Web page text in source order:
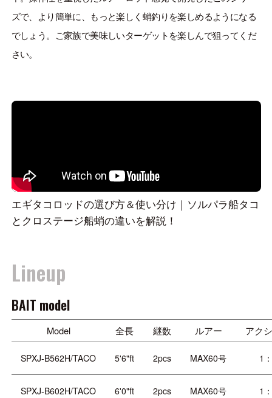
CATALOGUE
ズで、より簡単に、もっと楽しく蛸釣りを楽しめるようになる
でしょう。ご家族で美味しいターゲットを楽しんで狙ってくだ
さい。
エギタコロッドの選び方＆使い分け｜ソルパラ船タコ
とクロステージ船蛸の違いを解説！
Lineup
BAIT model
Model 全長 継数 ルアー アク
SPXJ-B562H/TACO 5'6"ft 2pcs MAX60号 1
SPXJ-B602H/TACO 6'0"ft 2pcs MAX60号 1